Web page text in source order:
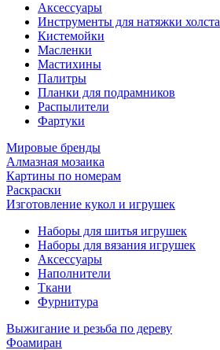
Аксессуары
Инструменты для натяжки холста
Кистемойки
Масленки
Мастихины
Палитры
Планки для подрамников
Распылители
Фартуки
Мировые бренды
Алмазная мозаика
Картины по номерам
Раскраски
Изготовление кукол и игрушек
Наборы для шитья игрушек
Наборы для вязания игрушек
Аксессуары
Наполнители
Ткани
Фурнитура
Выжигание и резьба по дереву
Фоамиран